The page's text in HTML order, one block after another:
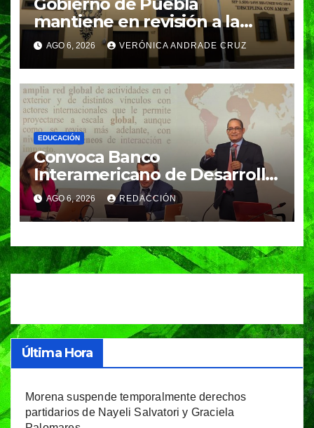
mantiene en revisión a la
Academia Militarizada para
seguir operando: Armenta
AGO 6, 2026 VERÓNICA ANDRADE CRUZ
EDUCACIÓN
Convoca Banco
Interamericano de Desarrollo
a investigador BUAP para
análisis internacional
AGO 6, 2026 REDACCIÓN
Última Hora
Morena suspende temporalmente derechos
partidarios de Nayeli Salvatori y Graciela